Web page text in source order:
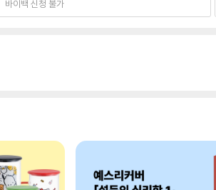
바이백 신청 불가